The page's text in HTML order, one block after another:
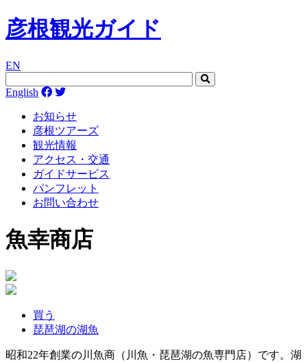
彦根観光ガイド
EN
English
お知らせ
彦根ツアーズ
観光情報
アクセス・交通
ガイドサービス
パンフレット
お問い合わせ
魚幸商店
買う
琵琶湖の湖魚
昭和22年創業の川魚商（川魚・琵琶湖の魚専門店）です。湖